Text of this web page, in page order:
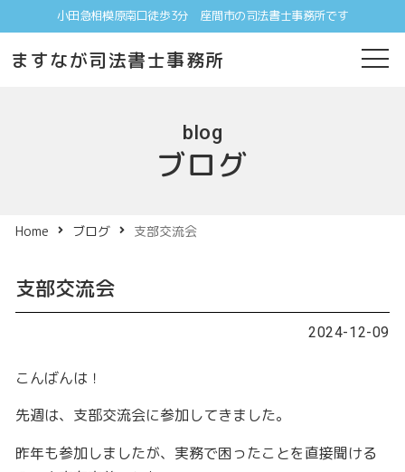
小田急相模原南口徒歩3分 座間市の司法書士事務所です
ますなが司法書士事務所
blog
ブログ
Home ブログ 支部交流会
支部交流会
2024-12-09
こんばんは！
先週は、支部交流会に参加してきました。
昨年も参加しましたが、実務で困ったことを直接聞ける